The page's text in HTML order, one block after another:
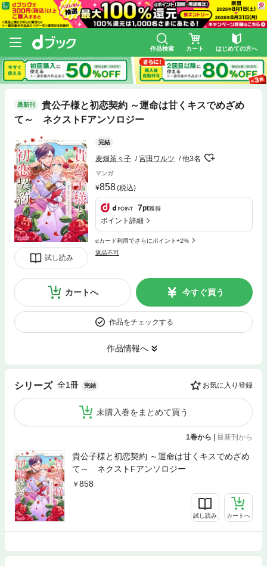
作品検索 カート はじめての方へ
最新刊
貴公子様と初恋契約 ～運命は甘くキスでめざめ
て～ ネクストFアンソロジー
試し読み
完結
麦畑茶々子 宮田ワルツ 他3名
マンガ
858(税込)
7pt獲得
ポイント詳細
dカード利用でさらにポイント+2%
返品不可
カートへ 今すぐ買う
作品をチェックする
作品情報へ
シリーズ 全1冊 完結 お気に入り登録
未購入巻をまとめて買う
1巻から | 最新刊から
貴公子様と初恋契約 ～運命は甘くキスでめざめ
て～ ネクストFアンソロジー
858
試し読み カートへ